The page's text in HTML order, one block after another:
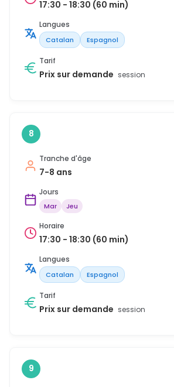
17:30 - 18:30 (60 min)
Langues
Catalan Espagnol
Tarif
Prix sur demande session
8
Tranche d'âge
7-8 ans
Jours
Mar Jeu
Horaire
17:30 - 18:30 (60 min)
Langues
Catalan Espagnol
Tarif
Prix sur demande session
9